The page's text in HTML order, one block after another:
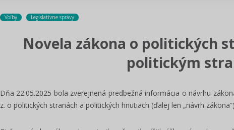
Voľby Legislatívne správy
Novela zákona o politických
politickým
Dňa 22.05.2025 bola zverejnená predbežná informácia o návrhu
z. o politických stranách a politických hnutiach (ďalej len „návrh